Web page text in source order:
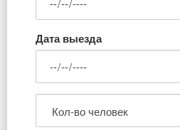
Дата выезда